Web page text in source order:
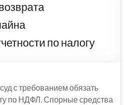
по налогу
с требованием обязать
по НДФЛ. Спорные средства